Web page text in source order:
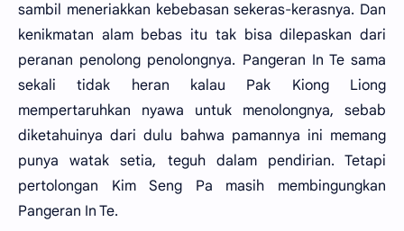
sambil meneriakkan kebebasan sekeras-kerasnya. Dan
kenikmatan alam bebas itu tak bisa dilepaskan dari
peranan penolong penolongnya. Pangeran In Te sama
sekali tidak heran kalau Pak Kiong Liong
mempertaruhkan nyawa untuk menolongnya, sebab
diketahuinya dari dulu bahwa pamannya ini memang
punya watak setia, teguh dalam pendirian. Tetapi
pertolongan Kim Seng Pa masih membingungkan
Pangeran In Te.